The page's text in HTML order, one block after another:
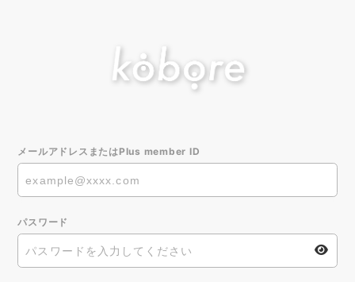
メールアドレスまたはPlus member ID
パスワード